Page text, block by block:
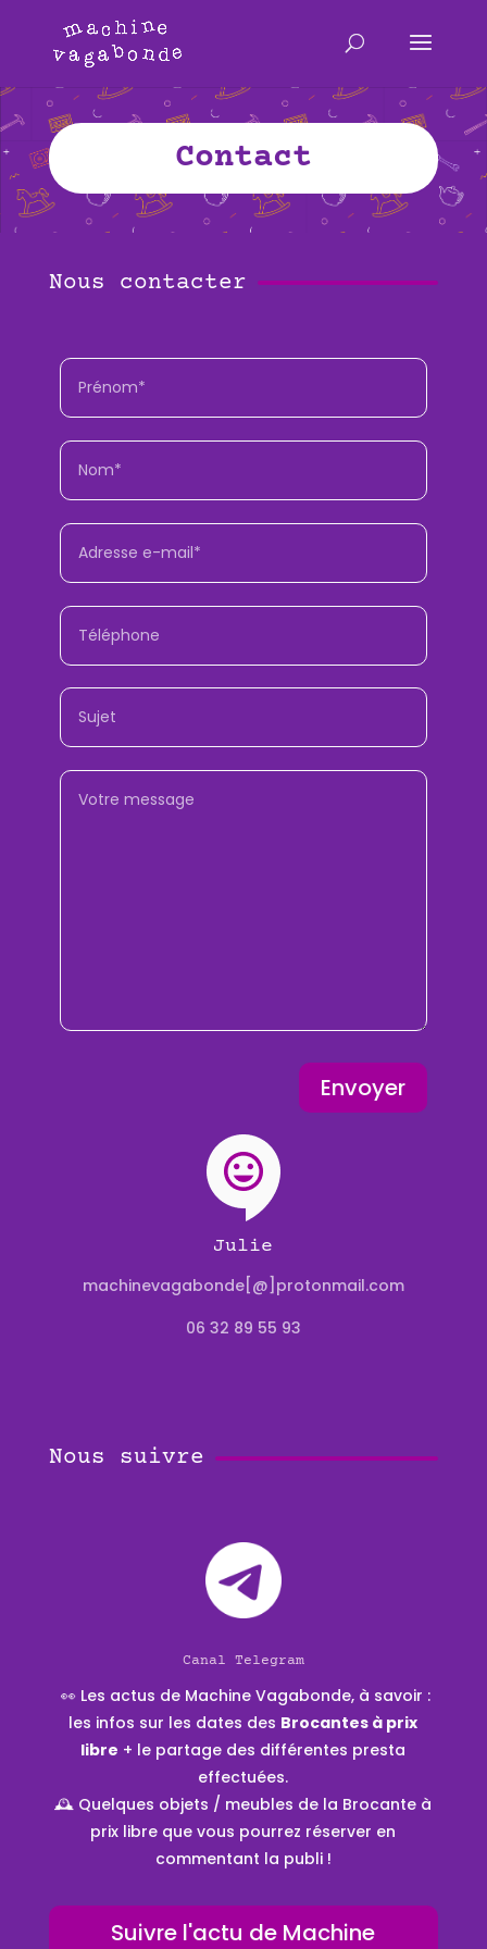
Contact
Nous contacter
Envoyer
Julie
machinevagabonde[@]protonmail.com
06 32 89 55 93
Nous suivre
Canal Telegram
👀 Les actus de Machine Vagabonde, à savoir :
les infos sur les dates des Brocantes à prix
libre + le partage des différentes presta
effectuées.
🕰 Quelques objets / meubles de la Brocante à
prix libre que vous pourrez réserver en
commentant la publi !
Suivre l'actu de Machine